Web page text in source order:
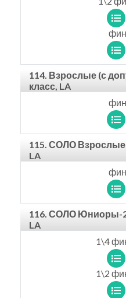
114. Взрослые (с
класс, LA
115. СОЛО Взрослые
LA
116. СОЛО Юниоры-
LA
1\4
1\2